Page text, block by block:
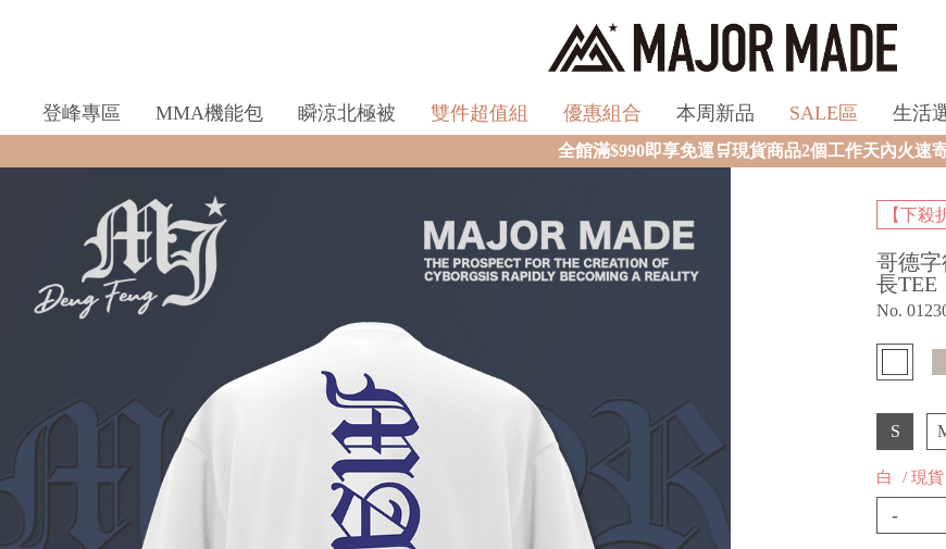
登峰專區 MMA機能包 瞬涼北極被 雙件超值組 優惠組合 本周新品 SALE區 生活
全館滿$990即享免運🛒現貨商品2個工作天內火速寄出🚚滿額再送限量好禮✨
【下
哥德
長TEE
No.
S
白 / 現貨
-